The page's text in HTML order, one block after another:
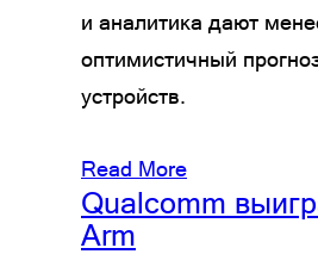
и аналитика дают
оптимистичный
устройств.
Read More
Qualcomm
Arm